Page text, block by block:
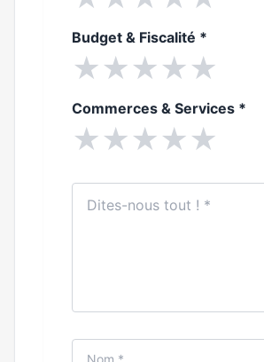
Budget & Fiscalité *
★★★★★
Commerces & Services *
★★★★★